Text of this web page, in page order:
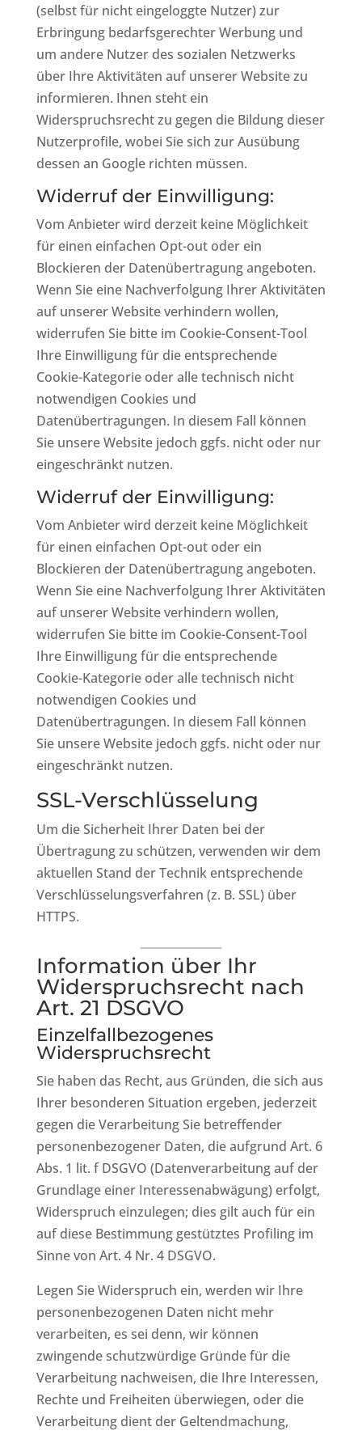
(selbst für nicht eingeloggte Nutzer) zur
Erbringung bedarfsgerechter Werbung und
um andere Nutzer des sozialen Netzwerks
über Ihre Aktivitäten auf unserer Website zu
informieren. Ihnen steht ein
Widerspruchsrecht zu gegen die Bildung dieser
Nutzerprofile, wobei Sie sich zur Ausübung
dessen an Google richten müssen.
Widerruf der Einwilligung:
Vom Anbieter wird derzeit keine Möglichkeit
für einen einfachen Opt-out oder ein
Blockieren der Datenübertragung angeboten.
Wenn Sie eine Nachverfolgung Ihrer Aktivitäten
auf unserer Website verhindern wollen,
widerrufen Sie bitte im Cookie-Consent-Tool
Ihre Einwilligung für die entsprechende
Cookie-Kategorie oder alle technisch nicht
notwendigen Cookies und
Datenübertragungen. In diesem Fall können
Sie unsere Website jedoch ggfs. nicht oder nur
eingeschränkt nutzen.
Widerruf der Einwilligung:
Vom Anbieter wird derzeit keine Möglichkeit
für einen einfachen Opt-out oder ein
Blockieren der Datenübertragung angeboten.
Wenn Sie eine Nachverfolgung Ihrer Aktivitäten
auf unserer Website verhindern wollen,
widerrufen Sie bitte im Cookie-Consent-Tool
Ihre Einwilligung für die entsprechende
Cookie-Kategorie oder alle technisch nicht
notwendigen Cookies und
Datenübertragungen. In diesem Fall können
Sie unsere Website jedoch ggfs. nicht oder nur
eingeschränkt nutzen.
SSL-Verschlüsselung
Um die Sicherheit Ihrer Daten bei der
Übertragung zu schützen, verwenden wir dem
aktuellen Stand der Technik entsprechende
Verschlüsselungsverfahren (z. B. SSL) über
HTTPS.
Information über Ihr
Widerspruchsrecht nach
Art. 21 DSGVO
Einzelfallbezogenes
Widerspruchsrecht
Sie haben das Recht, aus Gründen, die sich aus
Ihrer besonderen Situation ergeben, jederzeit
gegen die Verarbeitung Sie betreffender
personenbezogener Daten, die aufgrund Art. 6
Abs. 1 lit. f DSGVO (Datenverarbeitung auf der
Grundlage einer Interessenabwägung) erfolgt,
Widerspruch einzulegen; dies gilt auch für ein
auf diese Bestimmung gestütztes Profiling im
Sinne von Art. 4 Nr. 4 DSGVO.
Legen Sie Widerspruch ein, werden wir Ihre
personenbezogenen Daten nicht mehr
verarbeiten, es sei denn, wir können
zwingende schutzwürdige Gründe für die
Verarbeitung nachweisen, die Ihre Interessen,
Rechte und Freiheiten überwiegen, oder die
Verarbeitung dient der Geltendmachung,